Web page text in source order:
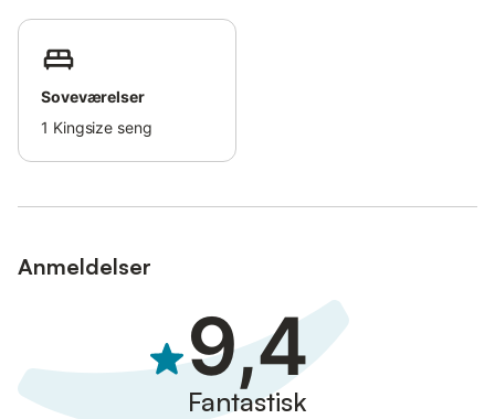
Soveværelser
1 Kingsize seng
Anmeldelser
9,4
Fantastisk